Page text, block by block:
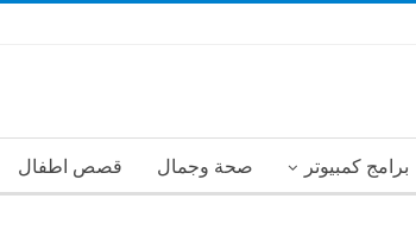
برامج كمبيوتر صحة وجمال قصص اطفال